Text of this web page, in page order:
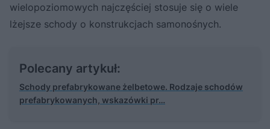
wielopoziomowych najczęściej stosuje się o wiele
lżejsze schody o konstrukcjach samonośnych.
Polecany artykuł:
Schody prefabrykowane żelbetowe. Rodzaje schodów
prefabrykowanych, wskazówki pr…